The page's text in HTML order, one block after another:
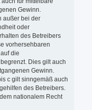
Gewinn.
außer bei der
oder
des Betreibers
vorhersehbaren
die
Dies gilt auch
Gewinn.
c gilt sinngemäß auch
des Betreibers.
nationalem Recht